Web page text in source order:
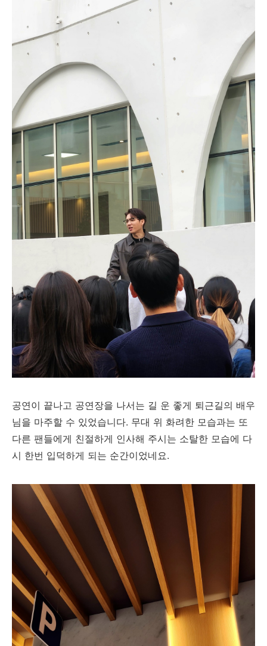
공연이 끝나고 공연장을 나서는 길 운 좋게 퇴근길의 배우
님을 마주할 수 있었습니다. 무대 위 화려한 모습과는 또
다른 팬들에게 친절하게 인사해 주시는 소탈한 모습에 다
시 한번 입덕하게 되는 순간이었네요.